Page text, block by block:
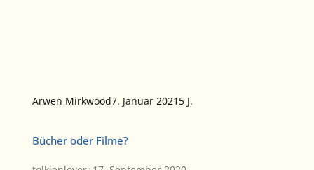
Arwen Mirkwood7. Januar 2021 5 J.
Bücher oder Filme?